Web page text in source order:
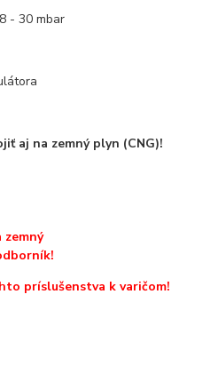
- 30 mbar
aj na zemný plyn (CNG)!
zemný
príslušenstva k varičom!